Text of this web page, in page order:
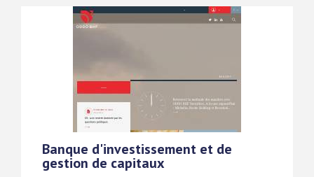
Banque d'investissement et de
gestion de capitaux